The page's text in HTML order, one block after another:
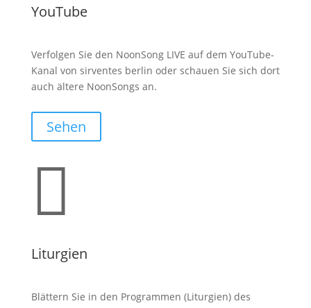
YouTube
Verfolgen Sie den NoonSong LIVE auf dem YouTube-
Kanal von sirventes berlin oder schauen Sie sich dort
auch ältere NoonSongs an.
Sehen

Liturgien
Blättern Sie in den Programmen (Liturgien) des